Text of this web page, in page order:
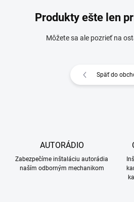
Produkty ešte len
Môžete sa ale pozrieť na
Späť do
AUTORÁDIO
Zabezpečíme inštaláciu autorádia
naším odborným mechanikom